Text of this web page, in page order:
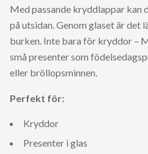
Med passande kryddlappar kan
på utsidan. Genom glaset är det
burken. Inte bara för kryddor –
små presenter som
eller bröllopsminnen.
Perfekt för:
Kryddor
Presenter i glas